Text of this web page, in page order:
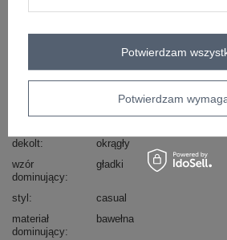
Zadzwoń+48 601 547 740 Zadaj
skład materiału : 100% bawełna
sposób prania : pranie w pralce w 30°C
TW-BZ-2100.58P
dekolt
okrągły
wzór
dominujący
gładki
styl
casual
materiał
dominujący
bawełna
Potwierdzam
Potwierdzam